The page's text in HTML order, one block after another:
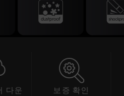
다운
보증 확인